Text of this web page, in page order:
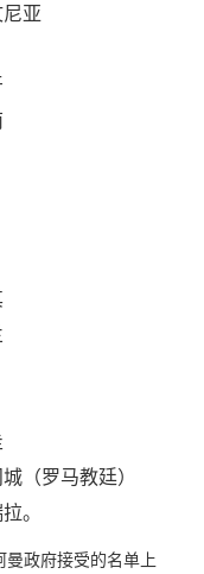
亚
（罗马教廷）
。
曼政府接受的名单上